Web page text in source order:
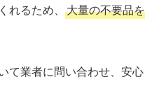
るため、 大量の不要品
業者に問い合わせ、安